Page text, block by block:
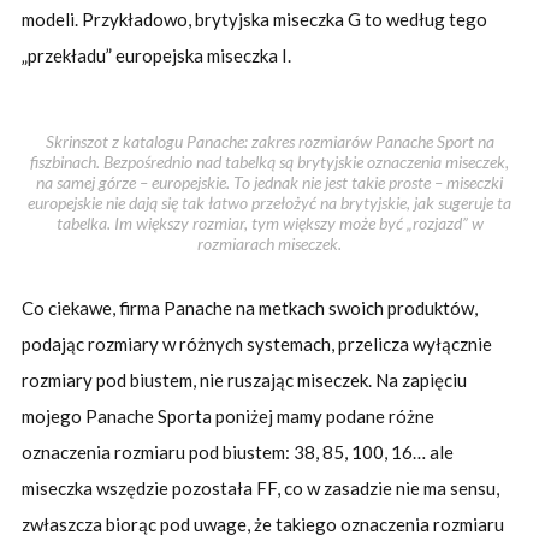
modeli. Przykładowo, brytyjska miseczka G to według tego
„przekładu” europejska miseczka I.
Skrinszot z katalogu Panache: zakres rozmiarów Panache Sport na
fiszbinach. Bezpośrednio nad tabelką są brytyjskie oznaczenia miseczek,
na samej górze – europejskie. To jednak nie jest takie proste – miseczki
europejskie nie dają się tak łatwo przełożyć na brytyjskie, jak sugeruje ta
tabelka. Im większy rozmiar, tym większy może być „rozjazd” w
rozmiarach miseczek.
Co ciekawe, firma Panache na metkach swoich produktów,
podając rozmiary w różnych systemach, przelicza wyłącznie
rozmiary pod biustem, nie ruszając miseczek. Na zapięciu
mojego Panache Sporta poniżej mamy podane różne
oznaczenia rozmiaru pod biustem: 38, 85, 100, 16… ale
miseczka wszędzie pozostała FF, co w zasadzie nie ma sensu,
zwłaszcza biorąc pod uwage, że takiego oznaczenia rozmiaru